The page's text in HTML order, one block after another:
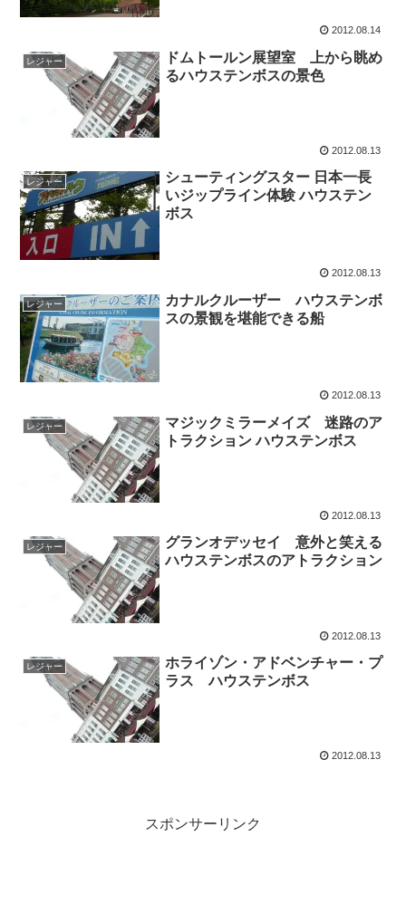
2012.08.14
レジャー
ドムトールン展望室 上から眺め
るハウステンボスの景色
2012.08.13
レジャー
シューティングスター 日本一長
いジップライン体験 ハウステン
ボス
2012.08.13
レジャー
カナルクルーザー ハウステンボ
スの景観を堪能できる船
2012.08.13
レジャー
マジックミラーメイズ 迷路のア
トラクション ハウステンボス
2012.08.13
レジャー
グランオデッセイ 意外と笑える
ハウステンボスのアトラクション
2012.08.13
レジャー
ホライゾン・アドベンチャー・プ
ラス ハウステンボス
2012.08.13
スポンサーリンク